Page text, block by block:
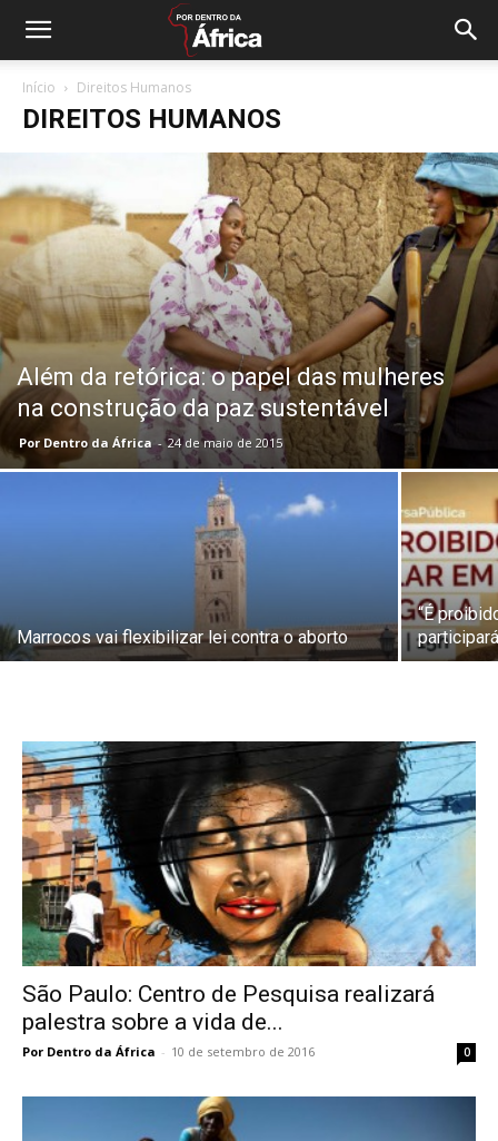
Início Direitos Humanos
DIREITOS HUMANOS
Além da retórica: o papel das mulheres
na construção da paz sustentável
Por Dentro da África - 24 de maio de 2015
Marrocos vai flexibilizar lei contra o aborto
“É
São Paulo: Centro de Pesquisa realizará
palestra sobre a vida de...
Por Dentro da África - 10 de setembro de 2016 0